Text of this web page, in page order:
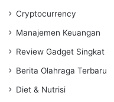
Cryptocurrency
Manajemen Keuangan
Review Gadget Singkat
Berita Olahraga Terbaru
Diet & Nutrisi